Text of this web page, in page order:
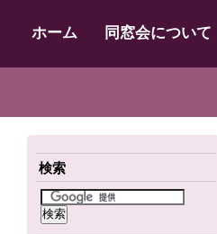
ホーム 同窓会について
検索